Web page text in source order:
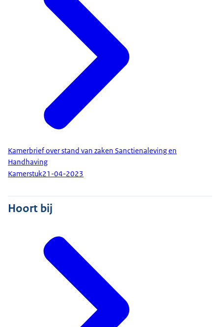
Kamerbrief over stand van zaken Sanctienaleving en
Handhaving
Kamerstuk21-04-2023
Hoort bij